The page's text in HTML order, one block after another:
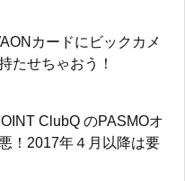
カードにビックカメ
たせちゃおう！
ClubQ のPASMOオ
！2017年４月以降は要